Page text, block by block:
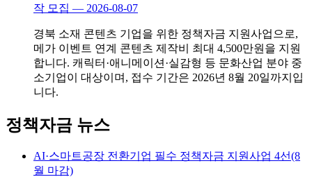
작 모집 — 2026-08-07
경북 소재 콘텐츠 기업을 위한 정책자금 지원사업으로,
메가 이벤트 연계 콘텐츠 제작비 최대 4,500만원을 지원
합니다. 캐릭터·애니메이션·실감형 등 문화산업 분야 중
소기업이 대상이며, 접수 기간은 2026년 8월 20일까지입
니다.
정책자금 뉴스
AI·스마트공장 전환기업 필수 정책자금 지원사업 4선(8
월 마감)